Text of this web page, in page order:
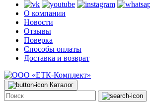
О компании
Новости
Отзывы
Поверка
Способы оплаты
Доставка и возврат
Каталог